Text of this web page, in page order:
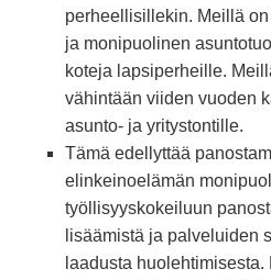
perheellisillekin. Meillä
ja monipuolinen
koteja lapsiperheille.
vähintään viiden vuoden
asunto- ja yritystontille.
Tämä edellyttää
elinkeinoelämän
työllisyyskokeiluun
lisäämistä ja palveluiden
laadusta